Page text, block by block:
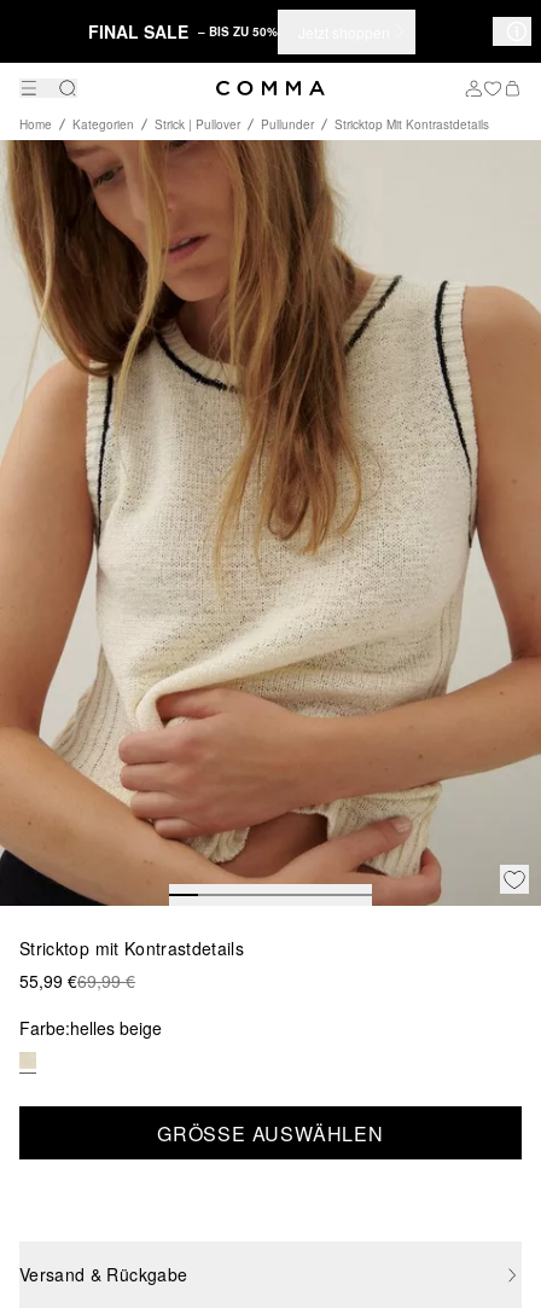
FINAL SALE – BIS ZU 50%
Home Kategorien Strick | Pullover Pullunder Stricktop Mit Kontrastdetails
Stricktop mit Kontrastdetails
55,99 €69,99 €
Farbe:helles beige
GRÖSSE AUSWÄHLEN
Versand & Rückgabe